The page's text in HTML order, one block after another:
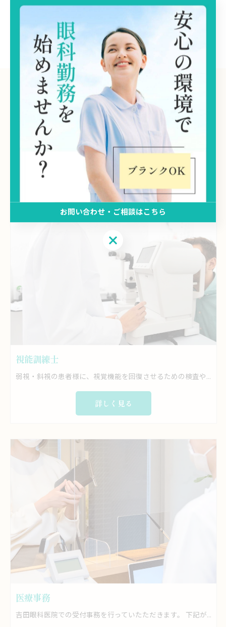
役割分担と協力で成り立つ医療現場
求人一覧
役割を分担しながら眼科で働くスタッフの求人を大阪市
で行っており、
視能訓練士や医療事務としての勤務に関心のある方に向
けて、働き方ごとの情報を掲載いたします。
視能訓練士
弱視・斜視の患者様に、視覚機能を回復させるための検査や訓練を担当をお願いします。 具体的には… ・視力検査、眼鏡検査、眼圧検査、他眼科一般検査 ・眼位眼球運動の検査(ヘスチャート含む) ・視野検査、眼軸長検査 →ハンフリー静的視野検査およびゴールドマン動的視野検査 ・コンタクトレンズの検査および装着指導、オルソケラトロジー ・治療・診療補助、白内障術前検査 ・弱視訓練 などを行っていただきます。
詳しく見る
医療事務
吉田眼科医院での受付事務を行っていたただきます。 下記が具体的な内容になります。 ・保険証の確認、診察の受付 ・問診票の記入依頼 ・患者情報入力、カルテ作成 ・診察室への案内及び診療補助 ・診療情報を入力 ・明細書、領収書の発行 ・会計業務 ・検査案内 などをおこなっていただきます。
お問い合わせ・ご相談はこちら
お問い合わせ・ご相談はこちら